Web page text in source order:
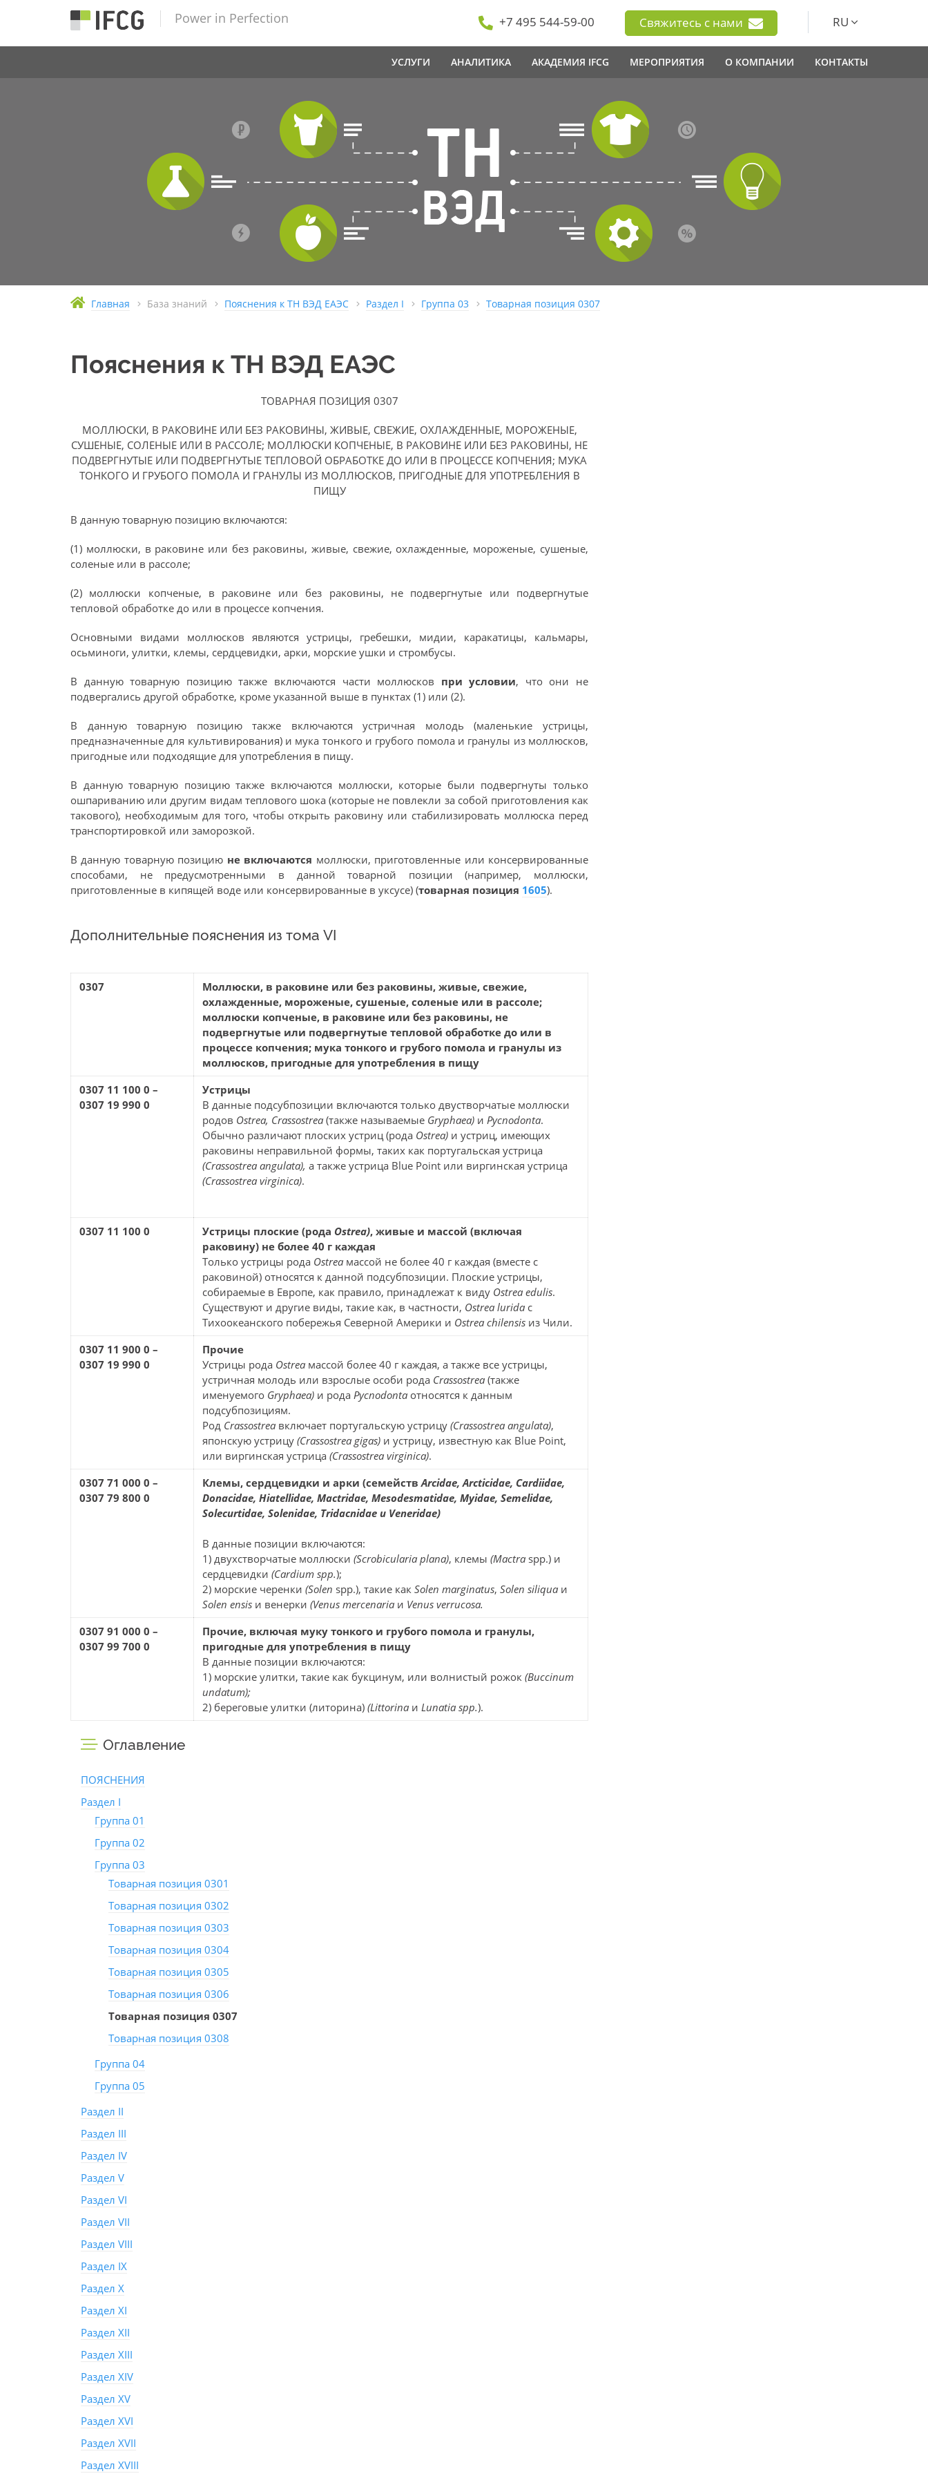
Power in Perfection +7 495 544-59-00 Свяжитесь с нами RU
УСЛУГИ АНАЛИТИКА АКАДЕМИЯ IFCG МЕРОПРИЯТИЯ О КОМПАНИИ КОНТАКТЫ
Главная База знаний Пояснения к ТН ВЭД ЕАЭС Раздел I Группа 03 Товарная позиция 0307
Пояснения к ТН ВЭД ЕАЭС
ТОВАРНАЯ ПОЗИЦИЯ 0307
МОЛЛЮСКИ, В РАКОВИНЕ ИЛИ БЕЗ РАКОВИНЫ, ЖИВЫЕ, СВЕЖИЕ, ОХЛАЖДЕННЫЕ, МОРОЖЕНЫЕ,
СУШЕНЫЕ, СОЛЕНЫЕ ИЛИ В РАССОЛЕ; МОЛЛЮСКИ КОПЧЕНЫЕ, В РАКОВИНЕ ИЛИ БЕЗ РАКОВИНЫ, НЕ
ПОДВЕРГНУТЫЕ ИЛИ ПОДВЕРГНУТЫЕ ТЕПЛОВОЙ ОБРАБОТКЕ ДО ИЛИ В ПРОЦЕССЕ КОПЧЕНИЯ; МУКА
ТОНКОГО И ГРУБОГО ПОМОЛА И ГРАНУЛЫ ИЗ МОЛЛЮСКОВ, ПРИГОДНЫЕ ДЛЯ УПОТРЕБЛЕНИЯ В
ПИЩУ
В данную товарную позицию включаются:
(1) моллюски, в раковине или без раковины, живые, свежие, охлажденные, мороженые, сушеные,
соленые или в рассоле;
(2) моллюски копченые, в раковине или без раковины, не подвергнутые или подвергнутые
тепловой обработке до или в процессе копчения.
Основными видами моллюсков являются устрицы, гребешки, мидии, каракатицы, кальмары,
осьминоги, улитки, клемы, сердцевидки, арки, морские ушки и стромбусы.
В данную товарную позицию также включаются части моллюсков при условии, что они не
подвергались другой обработке, кроме указанной выше в пунктах (1) или (2).
В данную товарную позицию также включаются устричная молодь (маленькие устрицы,
предназначенные для культивирования) и мука тонкого и грубого помола и гранулы из моллюсков,
пригодные или подходящие для употребления в пищу.
В данную товарную позицию также включаются моллюски, которые были подвергнуты только
ошпариванию или другим видам теплового шока (которые не повлекли за собой приготовления как
такового), необходимым для того, чтобы открыть раковину или стабилизировать моллюска перед
транспортировкой или заморозкой.
В данную товарную позицию не включаются моллюски, приготовленные или консервированные
способами, не предусмотренными в данной товарной позиции (например, моллюски,
приготовленные в кипящей воде или консервированные в уксусе) (товарная позиция 1605).
Дополнительные пояснения из тома VI
0307
Моллюски, в раковине или без раковины, живые, свежие,
охлажденные, мороженые, сушеные, соленые или в рассоле;
моллюски копченые, в раковине или без раковины, не
подвергнутые или подвергнутые тепловой обработке до или в
процессе копчения; мука тонкого и грубого помола и гранулы из
моллюсков, пригодные для употребления в пищу
0307 11 100 0 –
0307 19 990 0
Устрицы
В данные подсубпозиции включаются только двустворчатые моллюски
родов Ostrea, Crassostrea (также называемые Gryphaea) и Pycnodonta.
Обычно различают плоских устриц (рода Ostrea) и устриц, имеющих
раковины неправильной формы, таких как португальская устрица
(Crassostrea angulata), а также устрица Blue Point или виргинская устрица
(Crassostrea virginica).
0307 11 100 0 Устрицы плоские (рода Ostrea), живые и массой (включая
раковину) не более 40 г каждая
Только устрицы рода Ostrea массой не более 40 г каждая (вместе с
раковиной) относятся к данной подсубпозиции. Плоские устрицы,
собираемые в Европе, как правило, принадлежат к виду Ostrea edulis.
Существуют и другие виды, такие как, в частности, Ostrea lurida с
Тихоокеанского побережья Северной Америки и Ostrea chilensis из Чили.
0307 11 900 0 –
0307 19 990 0
Прочие
Устрицы рода Ostrea массой более 40 г каждая, а также все устрицы,
устричная молодь или взрослые особи рода Crassostrea (также
именуемого Gryphaea) и рода Pycnodonta относятся к данным
подсубпозициям.
Род Crassostrea включает португальскую устрицу (Crassostrea angulata),
японскую устрицу (Crassostrea gigas) и устрицу, известную как Blue Point,
или виргинская устрица (Crassostrea virginica).
0307 71 000 0 –
0307 79 800 0
Клемы, сердцевидки и арки (семействArcidae, Arcticidae, Cardiidae,
Donacidae, Hiatellidae, Mactridae, Mesodesmatidae, Myidae, Semelidae,
Solecurtidae, Solenidae, Tridacnidae и Veneridae)
В данные позиции включаются:
1) двухстворчатые моллюски (Scrobicularia plana), клемы (Mactra spp.) и
сердцевидки (Cardium spp.);
2) морские черенки (Solen spp.), такие как Solen marginatus, Solen siliqua и
Solen ensis и венерки (Venus mercenaria и Venus verrucosa.
0307 91 000 0 –
0307 99 700 0
Прочие, включая муку тонкого и грубого помола и гранулы,
пригодные для употребления в пищу
В данные позиции включаются:
1) морские улитки, такие как букцинум, или волнистый рожок (Buccinum
undatum);
2) береговые улитки (литорина) (Littorina и Lunatia spp.).
Оглавление
ПОЯСНЕНИЯ
Раздел I
Группа 01
Группа 02
Группа 03
Товарная позиция 0301
Товарная позиция 0302
Товарная позиция 0303
Товарная позиция 0304
Товарная позиция 0305
Товарная позиция 0306
Товарная позиция 0307
Товарная позиция 0308
Группа 04
Группа 05
Раздел II
Раздел III
Раздел IV
Раздел V
Раздел VI
Раздел VII
Раздел VIII
Раздел IX
Раздел X
Раздел XI
Раздел XII
Раздел XIII
Раздел XIV
Раздел XV
Раздел XVI
Раздел XVII
Раздел XVIII